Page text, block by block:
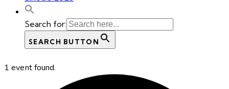
Search for:
SEARCH BUTTON
1 event found.